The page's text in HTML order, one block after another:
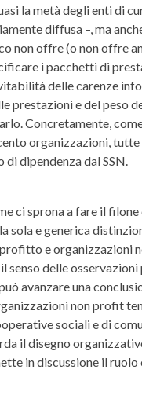
la metà degli enti di
diffusa –, ma
non offre (o non offre
i pacchetti di
delle carenze
prestazioni e del peso
Concretamente,
organizzazioni,
dipendenza dal SSN.
ci sprona a fare il
sola e generica
e organizzazioni
senso delle
avanzare una
non profit
sociali e di
il disegno
in discussione il